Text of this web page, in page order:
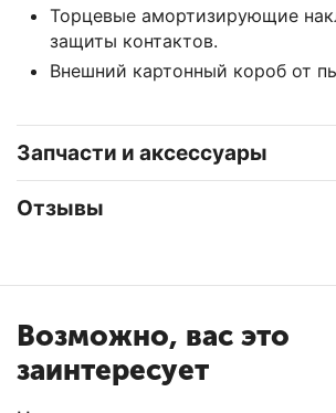
Торцевые амортизирующие
защиты контактов.
Внешний картонный короб от
Запчасти и аксессуары
Отзывы
Возможно, вас это
заинтересует